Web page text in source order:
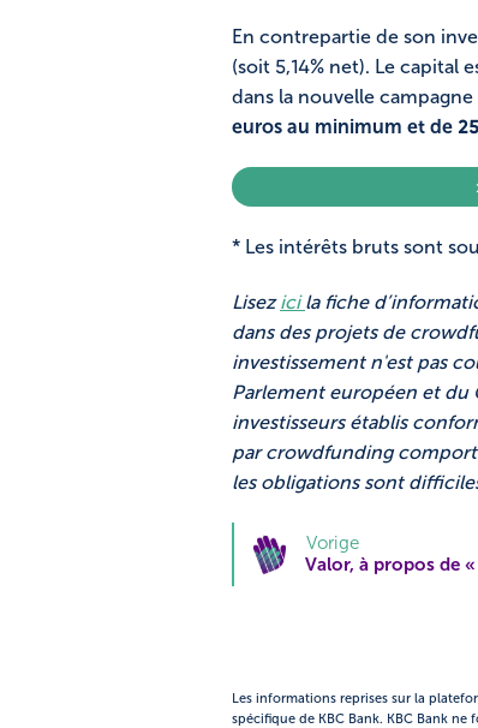
En contrepartie de son
(soit 5,14% net). Le capital
dans la nouvelle
euros au minimum et de
* Les intérêts bruts sont
Lisezicila fiche
dans des projets de
investissement n'est pas
Parlement européen et du
investisseurs établis
par crowdfunding
les obligations sont
Vorige
Valor, à propos de
Les informations reprises sur la
spécifique de KBC Bank. KBC Bank